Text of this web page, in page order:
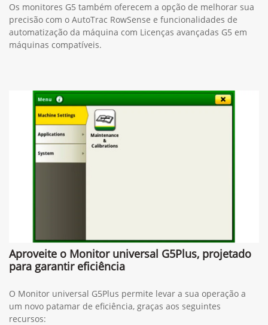
Os monitores G5 também oferecem a opção de melhorar sua
precisão com o AutoTrac RowSense e funcionalidades de
automatização da máquina com Licenças avançadas G5 em
máquinas compatíveis.
Aproveite o Monitor universal G5Plus, projetado
para garantir eficiência
O Monitor universal G5Plus permite levar a sua operação a
um novo patamar de eficiência, graças aos seguintes
recursos: